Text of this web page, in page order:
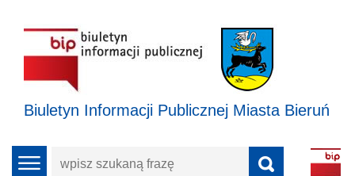
Biuletyn Informacji Publicznej Miasta Bieruń
menu
wpisz